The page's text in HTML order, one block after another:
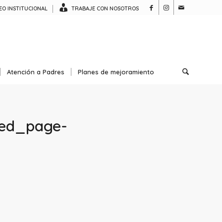
INSTITUCIONAL TRABAJE CON NOSOTROS
Atención a Padres Planes de mejoramiento